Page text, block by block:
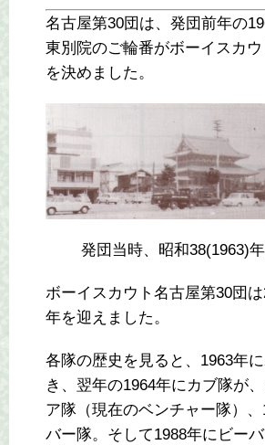
名古屋第30団は、発団前年の
東別院のご輪番がボーイスカ
を決めました。
発団当時、昭和38(1963)
ボーイスカウト名古屋第30団
年を迎えました。
各隊の歴史を見ると、1963年
き、翌年の1964年にカブ隊が
ア隊（現在のベンチャー隊）
バー隊。そして1988年にビー